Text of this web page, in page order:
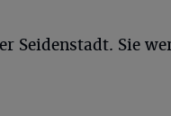
Seidenstadt. Sie